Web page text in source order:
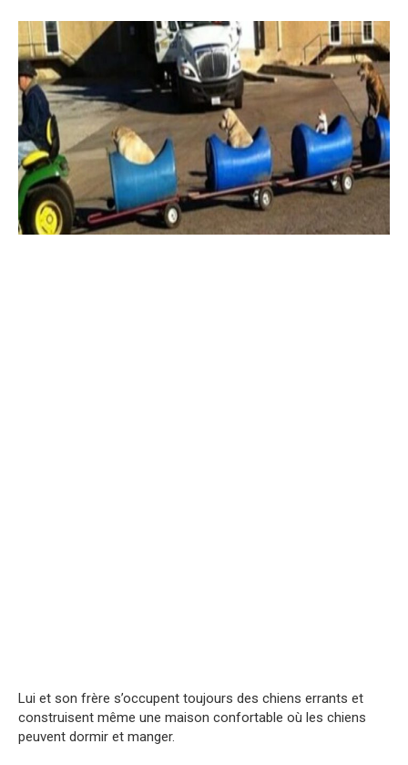
Lui et son frère s’occupent toujours des chiens errants et
construisent même une maison confortable où les chiens
peuvent dormir et manger.